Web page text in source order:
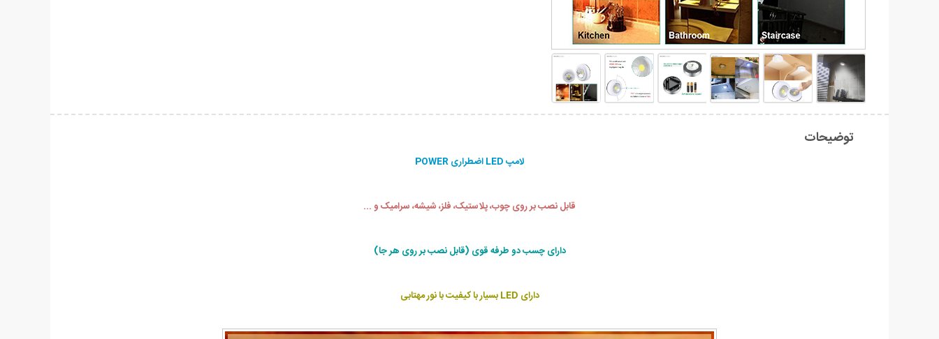
توضیحات
لامپ LED اضطراری POWER
قابل نصب بر روی چوب، پلاستیک، فلز، شیشه، سرامیک و ...
دارای چسب دو طرفه قوی (قابل نصب بر روی هر جا)
دارای LED بسیار با کیفیت با نور مهتابی